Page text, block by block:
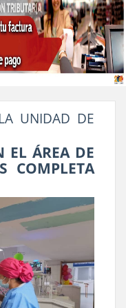
UNIDAD DE
EL ÁREA DE
COMPLETA